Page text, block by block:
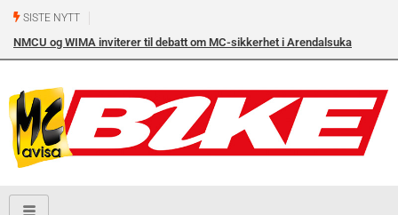
SISTE NYTT
NMCU og WIMA inviterer til debatt om MC-sikkerhet i Arendalsuka